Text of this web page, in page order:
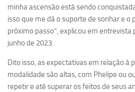
minha ascensão está sendo
isso que me dá o suporte de sonhar e o
próximo passo”, explicou em entrevista
junho de 2023.
Dito isso, as expectativas em relação à
modalidade são altas, com Phelipe ou
repetir e até superar os feitos de seus